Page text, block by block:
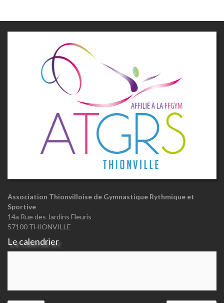
Association Thionvilloise de Gymnastique Rythmique et
Sportive
14a Rue des Jardins Fleuris
57100 THIONVILLE
Le calendrier